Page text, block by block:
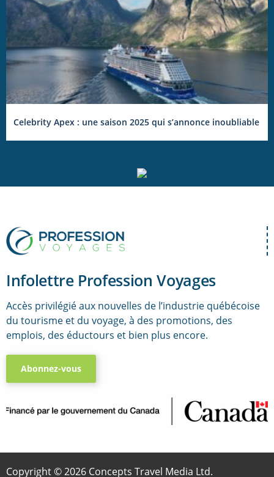
Celebrity Apex : une saison 2025 qui s’annonce inoubliable
Infolettre Profession Voyages
Accès privilégié aux nouvelles de l’industrie québécoise
du tourisme et du voyage, à des promotions, des
emplois, des éductours et bien plus encore.
Abonnez-vous
Copyright © 2026 Concepts Travel Media Ltd.